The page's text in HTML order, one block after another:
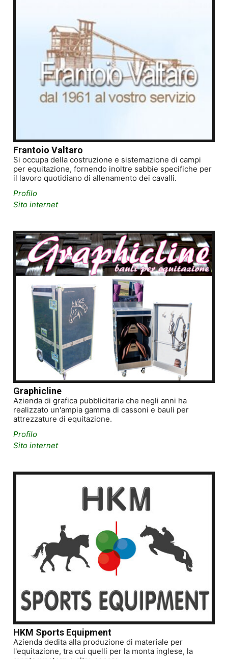
Frantoio Valtaro
Si occupa della costruzione e sistemazione di campi
per equitazione, fornendo inoltre sabbie specifiche per
il lavoro quotidiano di allenamento dei cavalli.
Profilo
Sito internet
Graphicline
Azienda di grafica pubblicitaria che negli anni ha
realizzato un'ampia gamma di cassoni e bauli per
attrezzature di equitazione.
Profilo
Sito internet
HKM Sports Equipment
Azienda dedita alla produzione di materiale per
l'equitazione, tra cui quelli per la monta inglese, la